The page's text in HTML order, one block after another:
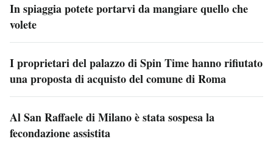
In spiaggia potete portarvi da mangiare quello che
volete
I proprietari del palazzo di Spin Time hanno rifiutato
una proposta di acquisto del comune di Roma
Al San Raffaele di Milano è stata sospesa la
fecondazione assistita